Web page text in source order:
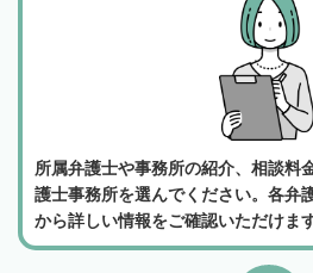
所属弁護士や事務所の紹介、相談料
護士事務所を選んでください。各弁
から詳しい情報をご確認いただけます